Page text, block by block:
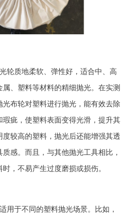
轮质地柔软、弹性好，适合中、高
、塑料等材料的精细抛光。在实测
光布轮对塑料进行抛光，能有效去除
瑕疵，使塑料表面变得光滑，提升其
较高的塑料，抛光后还能增强其透
感。而且，与其他抛光工具相比，
，不易产生过度磨损或损伤。
用于不同的塑料抛光场景。比如，